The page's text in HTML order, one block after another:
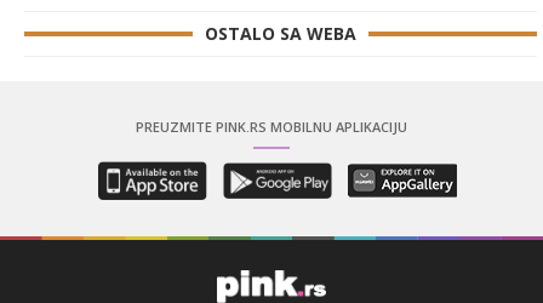
OSTALO SA WEBA
PREUZMITE PINK.RS MOBILNU APLIKACIJU